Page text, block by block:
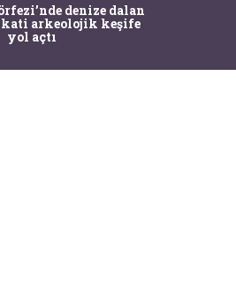
denize dalan
arkeolojik keşife
yol açtı